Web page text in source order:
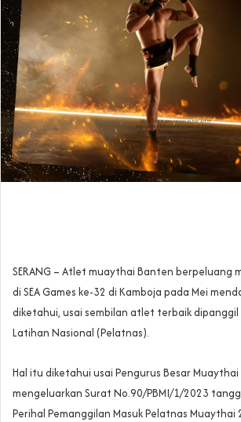
SERANG – Atlet muaythai Banten berpeluang
di SEA Games ke-32 di Kamboja pada Mei
diketahui, usai sembilan atlet terbaik dipanggil
Latihan Nasional (Pelatnas).
Hal itu diketahui usai Pengurus Besar Muaythai
mengeluarkan Surat No.90/PBMI/1/2023
Perihal Pemanggilan Masuk Pelatnas Muaythai